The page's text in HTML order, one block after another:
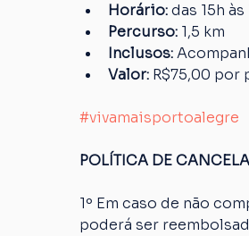
Horário: das 15h às
Percurso: 1,5 km
Inclusos:
Valor: R$75,00 por
#vivamaisportoalegre
POLÍTICA DE
1º Em caso de não
poderá ser